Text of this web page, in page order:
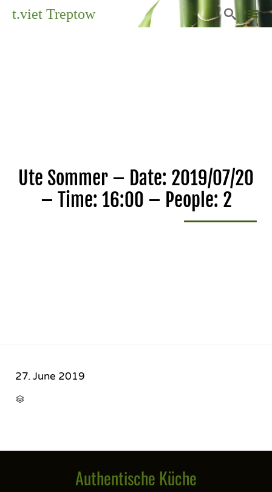
t.viet Treptow 
Ute Sommer – Date: 2019/07/20
– Time: 16:00 – People: 2
27. June 2019

Authentische Küche